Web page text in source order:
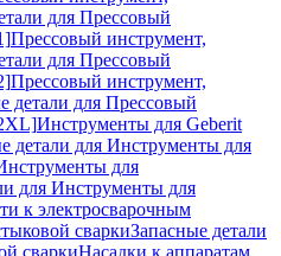
для Прессовый
Прессовый инструмент,
для Прессовый
Прессовый инструмент,
детали для Прессовый
Инструменты для Geberit
детали для Инструменты для
для
для Инструменты для
к электросварочным
сваркиЗапасные детали
сваркиНасадки к аппаратам